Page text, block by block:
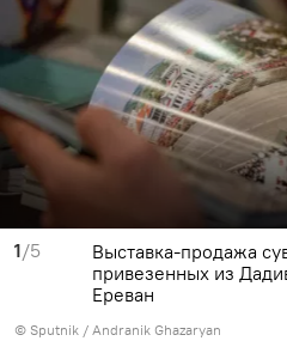
1/5
© Sputnik / Andranik Ghazaryan
Выставка-продажа
привезенных из
Еревaн